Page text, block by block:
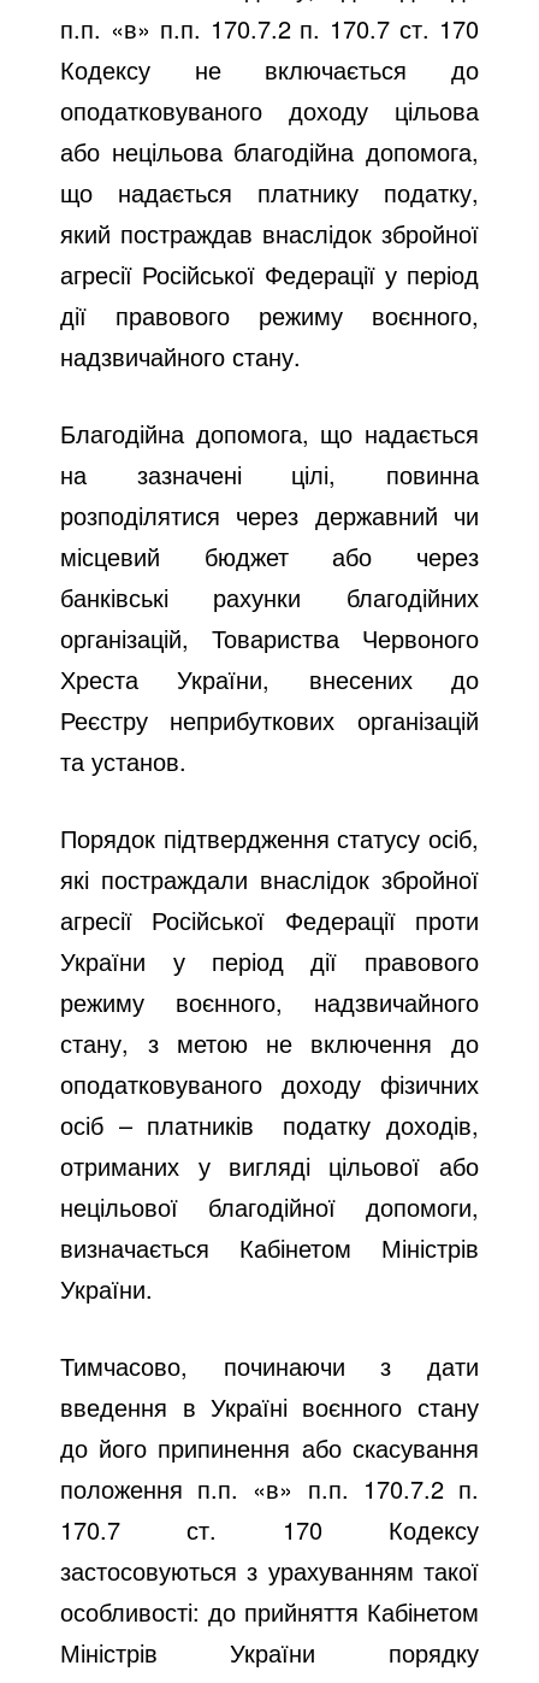
п.п. «в» п.п. 170.7.2 п. 170.7 ст. 170
Кодексу не включається до
оподатковуваного доходу цільова
або нецільова благодійна допомога,
що надається платнику податку,
який постраждав внаслідок збройної
агресії Російської Федерації у період
дії правового режиму воєнного,
надзвичайного стану.
Благодійна допомога, що надається
на зазначені цілі, повинна
розподілятися через державний чи
місцевий бюджет або через
банківські рахунки благодійних
організацій, Товариства Червоного
Хреста України, внесених до
Реєстру неприбуткових організацій
та установ.
Порядок підтвердження статусу осіб,
які постраждали внаслідок збройної
агресії Російської Федерації проти
України у період дії правового
режиму воєнного, надзвичайного
стану, з метою не включення до
оподатковуваного доходу фізичних
осіб – платників податку доходів,
отриманих у вигляді цільової або
нецільової благодійної допомоги,
визначається Кабінетом Міністрів
України.
Тимчасово, починаючи з дати
введення в Україні воєнного стану
до його припинення або скасування
положення п.п. «в» п.п. 170.7.2 п.
170.7 ст. 170 Кодексу
застосовуються з урахуванням такої
особливості: до прийняття Кабінетом
Міністрів України порядку